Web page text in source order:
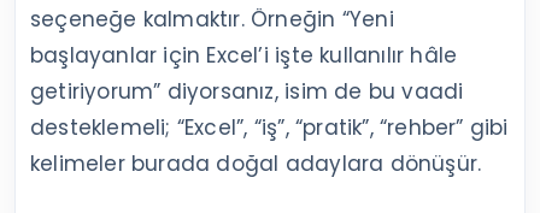
seçeneğe kalmaktır. Örneğin “Yeni
başlayanlar için Excel’i işte kullanılır hâle
getiriyorum” diyorsanız, isim de bu vaadi
desteklemeli; “Excel”, “iş”, “pratik”, “rehber” gibi
kelimeler burada doğal adaylara dönüşür.